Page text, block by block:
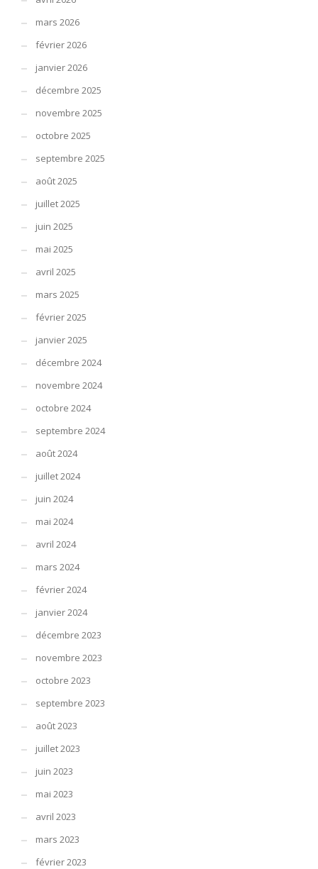
mars 2026
février 2026
janvier 2026
décembre 2025
novembre 2025
octobre 2025
septembre 2025
août 2025
juillet 2025
juin 2025
mai 2025
avril 2025
mars 2025
février 2025
janvier 2025
décembre 2024
novembre 2024
octobre 2024
septembre 2024
août 2024
juillet 2024
juin 2024
mai 2024
avril 2024
mars 2024
février 2024
janvier 2024
décembre 2023
novembre 2023
octobre 2023
septembre 2023
août 2023
juillet 2023
juin 2023
mai 2023
avril 2023
mars 2023
février 2023